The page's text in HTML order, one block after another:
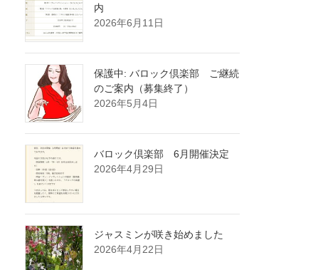
内
2026年6月11日
保護中: バロック倶楽部 ご継続
のご案内（募集終了）
2026年5月4日
バロック倶楽部 6月開催決定
2026年4月29日
ジャスミンが咲き始めました
2026年4月22日